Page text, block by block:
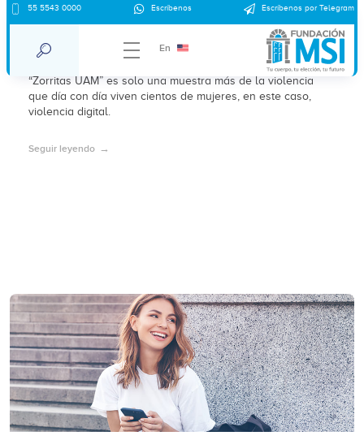
55 5543 0000 Escríbenos Escríbenos por Telegram
En
“Zorritas UAM” constante violencia
contra mujeres
“Zorritas UAM” es solo una muestra más de la violencia
que día con día viven cientos de mujeres, en este caso,
violencia digital.
Seguir leyendo